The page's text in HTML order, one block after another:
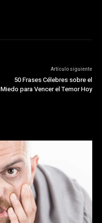
Artículo siguiente
50 Frases Célebres sobre el
Miedo para Vencer el Temor Hoy